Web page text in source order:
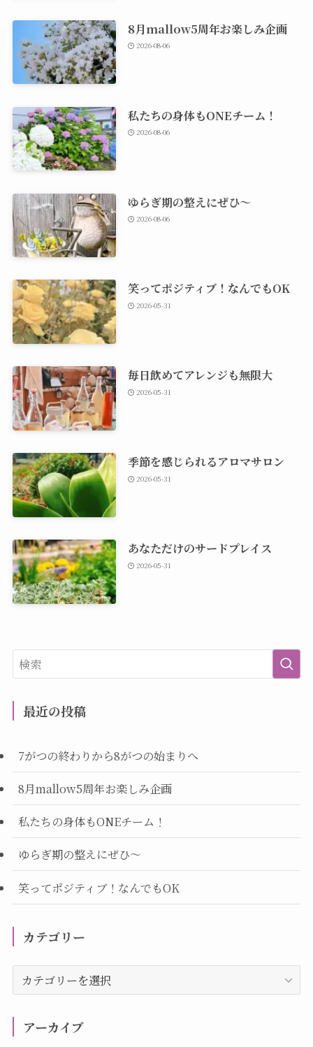
8月mallow5周年お楽しみ企画
2026-08-06
私たちの身体もONEチーム！
2026-08-06
ゆらぎ期の整えにぜひ～
2026-08-06
笑ってポジティブ！なんでもOK
2026-05-31
毎日飲めてアレンジも無限大
2026-05-31
季節を感じられるアロマサロン
2026-05-31
あなただけのサードプレイス
2026-05-31
最近の投稿
7がつの終わりから8がつの始まりへ
8月mallow5周年お楽しみ企画
私たちの身体もONEチーム！
ゆらぎ期の整えにぜひ～
笑ってポジティブ！なんでもOK
カテゴリー
テ
アーカイブ